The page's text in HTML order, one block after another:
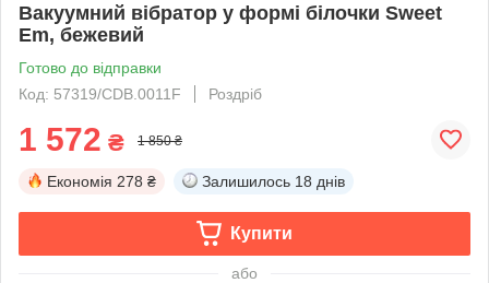
Вакуумний вібратор у формі білочки Sweet
Em, бежевий
Готово до відправки
Код: 57319/CDB.0011F
Роздріб
1 572 ₴ 1 850 ₴
Економія 278 ₴ Залишилось 18 днів
Купити
або